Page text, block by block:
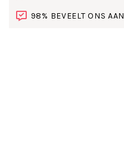
98% BEVEELT ONS AAN